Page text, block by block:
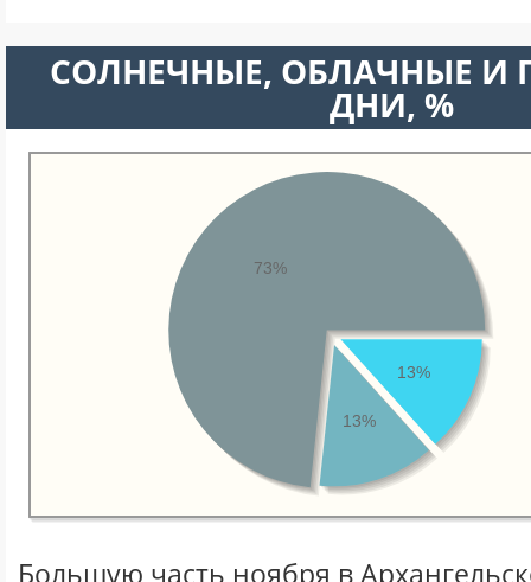
CОЛНЕЧНЫЕ, ОБЛАЧНЫЕ И
ДНИ, %
13%
13%
73%
Большую часть ноября в